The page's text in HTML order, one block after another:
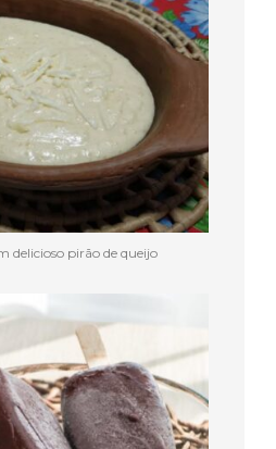
delicioso pirão de queijo